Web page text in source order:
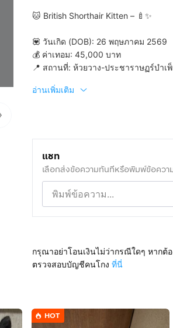
🐱 British Shorthair Kitten – 🍼✨
💟 วันเกิด (DOB): 26 พฤษภาคม 2569
💰 ค่าเทอม: 45,000 บาท
📍 สถานที่: ห้วยวาง-ประชาราษฏร์บำเ
อ่านเพิ่มเติม
แชท
เลือกส่งข้อความทันทีหรือพิมพ์ข้อคว
กรุณาอย่าโอนเงินไม่ว่ากรณีใดๆ หากต้
ตรวจสอบบัญชีคนโกง ที่นี่
HOT